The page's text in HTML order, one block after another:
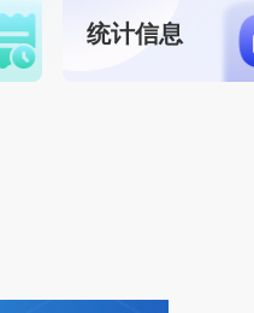
统计信息